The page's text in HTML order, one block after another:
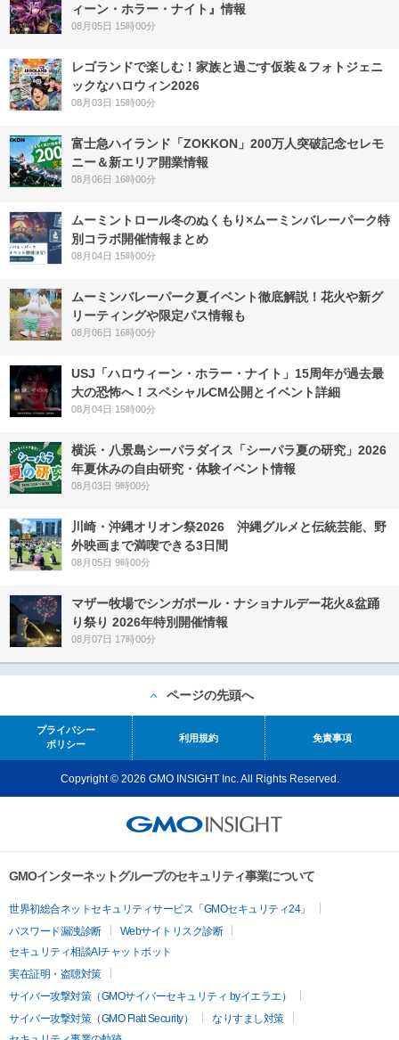
ィーン・ホラー・ナイト』情報
08月05日 15時00分
レゴランドで楽しむ！家族と過ごす仮装＆フォトジェニ
ックなハロウィン2026
08月03日 15時00分
富士急ハイランド「ZOKKON」200万人突破記念セレモ
ニー＆新エリア開業情報
08月06日 16時00分
ムーミントロール冬のぬくもり×ムーミンバレーパーク特
別コラボ開催情報まとめ
08月04日 15時00分
ムーミンバレーパーク夏イベント徹底解説！花火や新グ
リーティングや限定パス情報も
08月06日 16時00分
USJ「ハロウィーン・ホラー・ナイト」15周年が過去最
大の恐怖へ！スペシャルCM公開とイベント詳細
08月04日 15時00分
横浜・八景島シーパラダイス「シーパラ夏の研究」2026
年夏休みの自由研究・体験イベント情報
08月03日 9時00分
川崎・沖縄オリオン祭2026 沖縄グルメと伝統芸能、野
外映画まで満喫できる3日間
08月05日 9時00分
マザー牧場でシンガポール・ナショナルデー花火&盆踊
り祭り 2026年特別開催情報
08月07日 17時00分
ページの先頭へ
プライバシー
ポリシー
利用規約 免責事項
Copyright © 2026 GMO INSIGHT Inc. All Rights Reserved.
GMOインターネットグループのセキュリティ事業について
世界初総合ネットセキュリティサービス「GMOセキュリティ24」
パスワード漏洩診断
Webサイトリスク診断
セキュリティ相談AIチャットボット
実在証明・盗聴対策
サイバー攻撃対策（GMOサイバーセキュリティ byイエラエ）
サイバー攻撃対策（GMO Flatt Security）
なりすまし対策